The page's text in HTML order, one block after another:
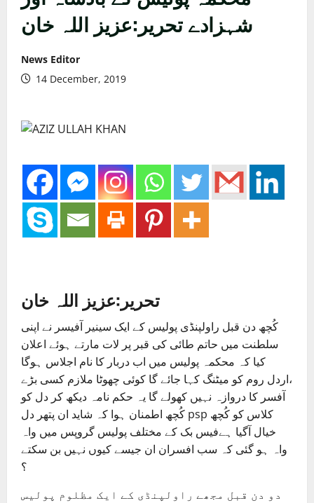
شہزادے تحریر:عزیز اللہ خان
News Editor
14 December, 2019
تحریر:عزیز اللہ خان
کُچھ دن قبل راولپنڈی پولیس کے ایک سینیر آفیسر نے اپنی
سلطنت میں حاتم طائی کی قبر پر لات مارتے ہوئے اعلان
کیا کہ محکمہ پولیس میں اب دربار کا نام اجلاس ہوگا
،اردل روم کو میٹنگ کہا جائے گا کوئی چھوٹا ملازم کسی بڑے
آفسر کا دروازہ نہیں کھولے گا یہ حکم نامہ دیکھ کر دل کو
کُچھ اطمنان ہوا کہ شاید ان پتھر دل psp کلاس کو کُچھ
خیال آگیا ہےفیس بک کے مختلف پولیس گروپس میں واہ
واہ ہو گئی کہ سب افسران ان جیسے کیوں نہیں بن سکتے
؟
دو دن قبل مجھے راولپنڈی کے ایک مظلوم پولیس